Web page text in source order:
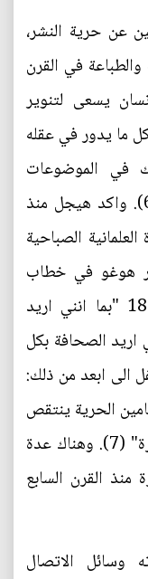
عن حرية النشر،
في القرن
يسعى لتنوير
ما يدور في عقله
في الموضوعات
الحكومية او الموضوعات الخاصة" (6). واكد هيجل منذ
العلمانية الصباحية
هوغو في خطاب
شهير القاه في تموز يوليو عام 1850 "بما انني اريد
اريد الصحافة بكل
1835 ذهب توكفل الى ابعد من ذلك:
الحرية ينتقص
من اهميتها: فهي تحافظ على الحضارة" (7). وهناك عدة
القرن السابع
وسائل الاتصال